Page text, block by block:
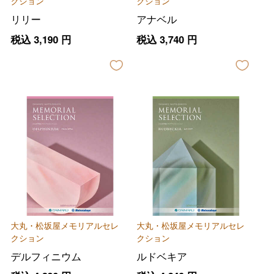
リリー
税込 3,190円
アナベル
税込 3,740円
大丸・松坂屋メモリアルセレ
クション
デルフィニウム
大丸・松坂屋メモリアルセレ
クション
ルドベキア